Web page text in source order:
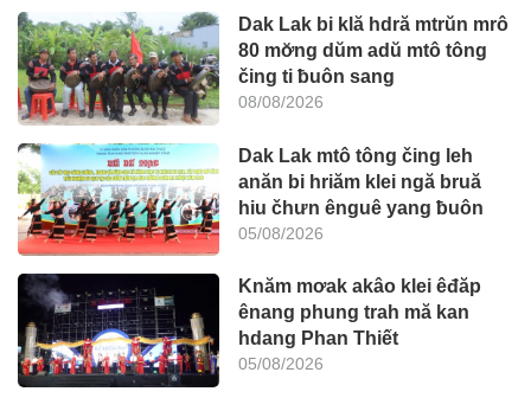
Dak Lak bi klă hdră mtrŭn mrô
80 mơ̆ng dŭm adŭ mtô tông
čing ti ƀuôn sang
08/08/2026
Dak Lak mtô tông čing leh
anăn bi hriăm klei ngă bruă
hiu čhưn ênguê yang ƀuôn
05/08/2026
Knăm mơak akâo klei êđăp
ênang phung trah mă kan
hdang Phan Thiết
05/08/2026